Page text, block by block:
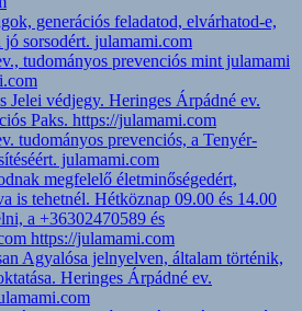
generációs feladatod, elvárhatod-e,
jó sorsodért. julamami.com
tudományos prevenciós mint julamami
Jelei védjegy. Heringes Árpádné ev.
Paks. https://julamami.com
tudományos prevenciós, a Tenyér-
julamami.com
megfelelő életminőségedért,
is tehetnél. Hétköznap 09.00 és 14.00
a +36302470589 és
https://julamami.com
Agyalósa jelnyelven, általam történik,
Heringes Árpádné ev.